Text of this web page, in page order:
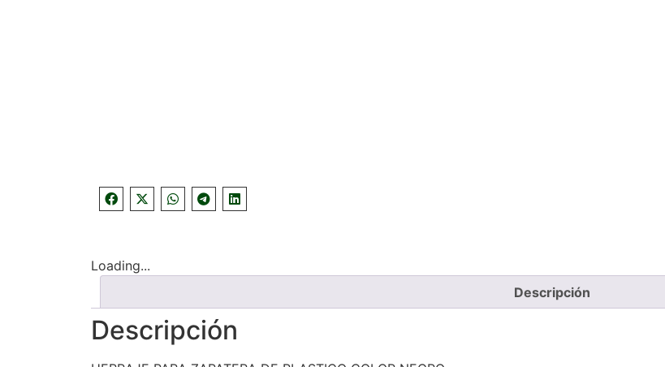
Loading...
Descripción
Descripción